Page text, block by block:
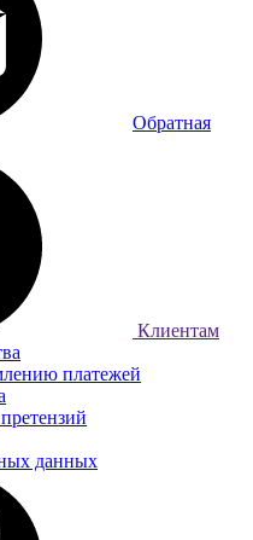
Обратная
Клиентам
платежей
данных